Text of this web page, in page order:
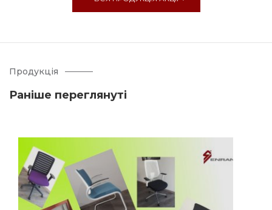
Продукція
Раніше переглянуті